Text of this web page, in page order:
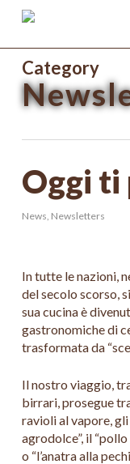
Skip
contentCategory
Oggi ti
News, Newsletters
In tutte le nazioni,
del secolo scorso,
sua cucina è
gastronomiche di
trasformata da
Il nostro viaggio,
birrari, prosegue
ravioli al vapore, gli
agrodolce”, il
o “l’anatra alla